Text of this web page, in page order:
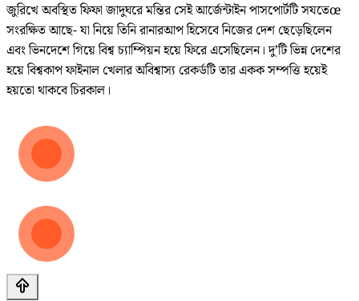
জুরিখে অবস্থিত ফিফা জাদুঘরে মন্তির সেই আর্জেন্টাইন পাসপোর্টটি সযতেœ
সংরক্ষিত আছে- যা নিয়ে তিনি রানারআপ হিসেবে নিজের দেশ ছেড়েছিলেন
এবং ভিনদেশে গিয়ে বিশ্ব চ্যাম্পিয়ন হয়ে ফিরে এসেছিলেন। দু’টি ভিন্ন দেশের
হয়ে বিশ্বকাপ ফাইনাল খেলার অবিশ্বাস্য রেকর্ডটি তার একক সম্পত্তি হয়েই
হয়তো থাকবে চিরকাল।